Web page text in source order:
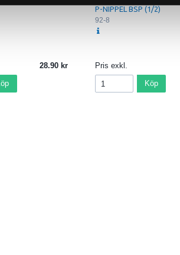
28.90
P-NIPPEL BSP (1/2)
92-8
Pris exkl.
Köp